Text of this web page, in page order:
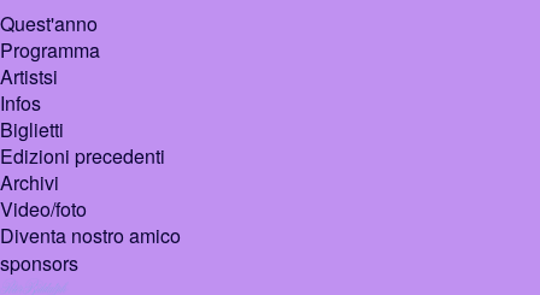
Quest'anno
Programma
Artistsi
Infos
Biglietti
Edizioni precedenti
Archivi
Video/foto
Diventa nostro amico
sponsors